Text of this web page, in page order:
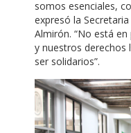
somos esenciales,
expresó la
Almirón. “No está
y nuestros derechos
ser solidarios”.